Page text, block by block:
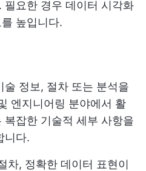
필요한 경우 데이터 시각화
높입니다.
정보, 절차 또는 분석을
엔지니어링 분야에서 활
잡한 기술적 세부 사항을
니다.
차, 정확한 데이터 표현이